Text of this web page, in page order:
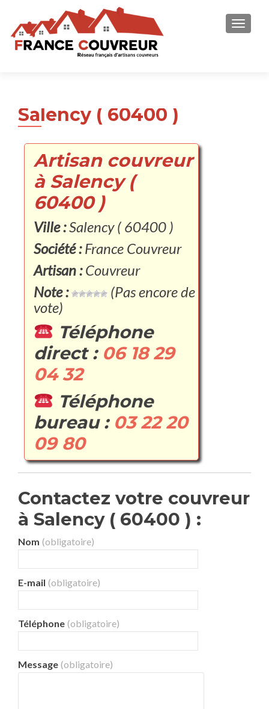
Salency ( 60400 )
Artisan couvreur
à Salency (
60400 )
Ville :Salency ( 60400 )
Société :France Couvreur
Artisan :Couvreur
Note :
(Pas encore de
vote)
Téléphone
direct : 06 18 29
04 32
Téléphone
bureau : 03 22 20
09 80
Contactez votre couvreur
à Salency ( 60400 ) :
Nom (obligatoire)
E-mail (obligatoire)
Téléphone (obligatoire)
Message (obligatoire)